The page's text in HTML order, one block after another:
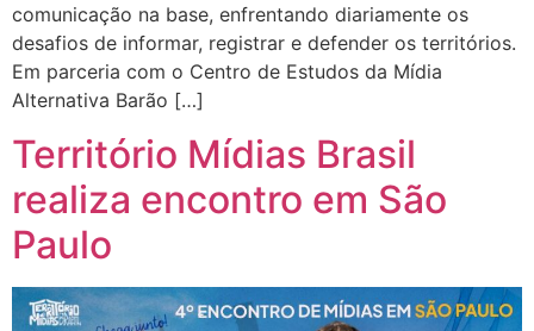
comunicação na base, enfrentando diariamente os
desafios de informar, registrar e defender os territórios.
Em parceria com o Centro de Estudos da Mídia
Alternativa Barão […]
Território Mídias Brasil
realiza encontro em São
Paulo